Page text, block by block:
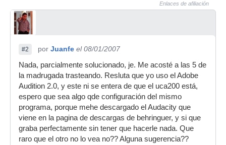
Enlaces de afiliación
#2 por Juanfe el 08/01/2007
Nada, parcialmente solucionado, je. Me acosté a las 5 de
la madrugada trasteando. Resluta que yo uso el Adobe
Audition 2.0, y este ni se entera de que el uca200 está,
espero que sea algo qde configuración del mismo
programa, porque mehe descargado el Audacity que
viene en la pagina de descargas de behringuer, y si que
graba perfectamente sin tener que hacerle nada. Que
raro que el otro no lo vea no?? Alguna sugerencia??